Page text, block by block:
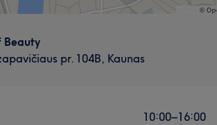
Beauty
pr. 104B, Kaunas
10:00–16:00